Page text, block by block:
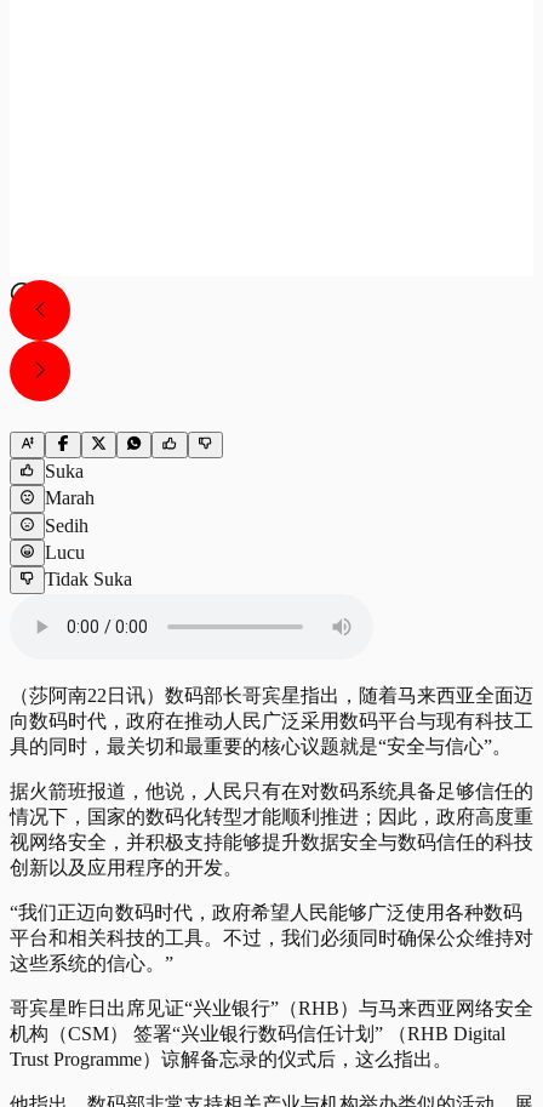
Suka
Marah
Sedih
Lucu
Tidak Suka
（莎阿南22日讯）数码部长哥宾星指出，随着马来西亚全面迈
向数码时代，政府在推动人民广泛采用数码平台与现有科技工
具的同时，最关切和最重要的核心议题就是“安全与信心”。
据火箭班报道，他说，人民只有在对数码系统具备足够信任的
情况下，国家的数码化转型才能顺利推进；因此，政府高度重
视网络安全，并积极支持能够提升数据安全与数码信任的科技
创新以及应用程序的开发。
“我们正迈向数码时代，政府希望人民能够广泛使用各种数码
平台和相关科技的工具。不过，我们必须同时确保公众维持对
这些系统的信心。”
哥宾星昨日出席见证“兴业银行”（RHB）与马来西亚网络安全
机构（CSM） 签署“兴业银行数码信任计划” （RHB Digital
Trust Programme）谅解备忘录的仪式后，这么指出。